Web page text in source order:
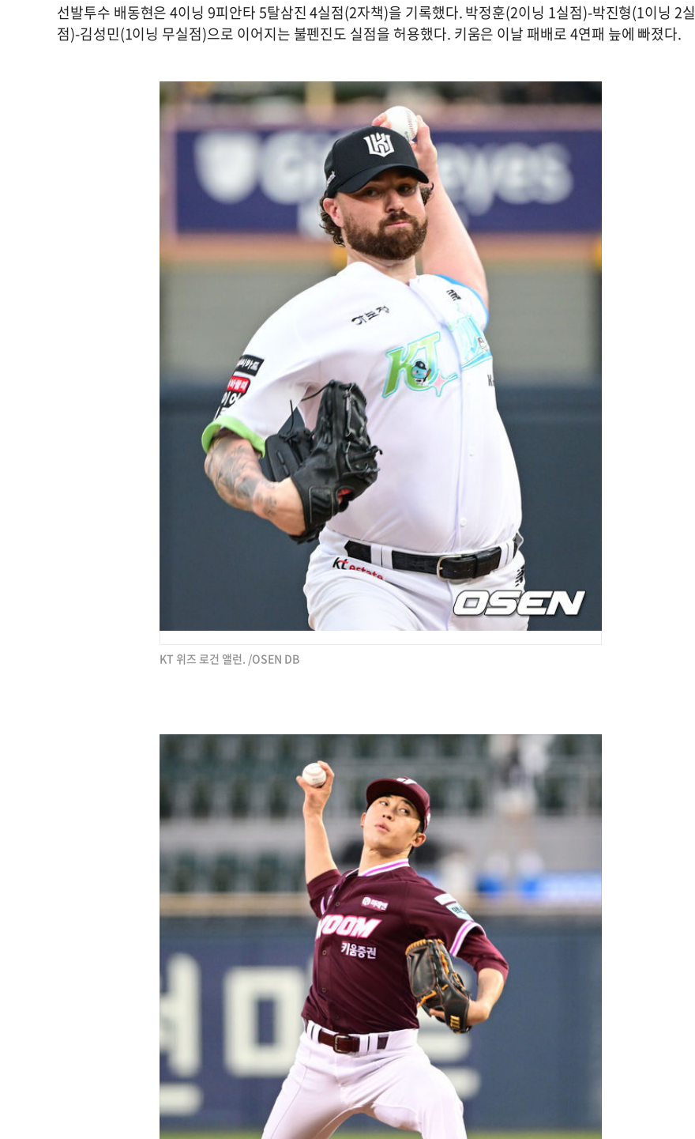
선발투수 배동현은 4이닝 9피안타 5탈삼진 4실점(2자책)을 기록했다. 박정훈(2이닝 1실점)-박진형(1이닝 2실
점)-김성민(1이닝 무실점)으로 이어지는 불펜진도 실점을 허용했다. 키움은 이날 패배로 4연패 늪에 빠졌다.
KT 위즈 로건 앨런. /OSEN DB